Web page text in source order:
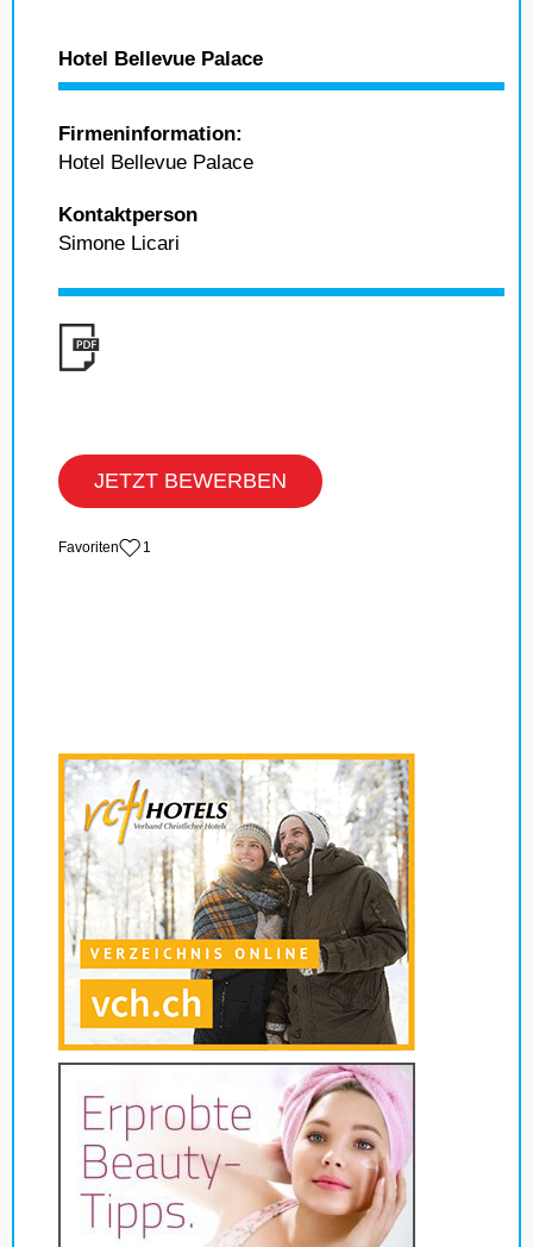
Hotel Bellevue Palace
Firmeninformation:
Hotel Bellevue Palace
Kontaktperson
Simone Licari
JETZT BEWERBEN
‏Favoriten 1